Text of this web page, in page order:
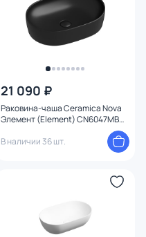
21 090 ₽
Раковина-чаша Ceramica Nova
Элемент (Element) CN6047MB
В наличии 36 шт.